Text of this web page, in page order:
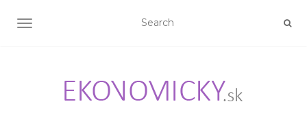
TOGGLE NAVIGATION